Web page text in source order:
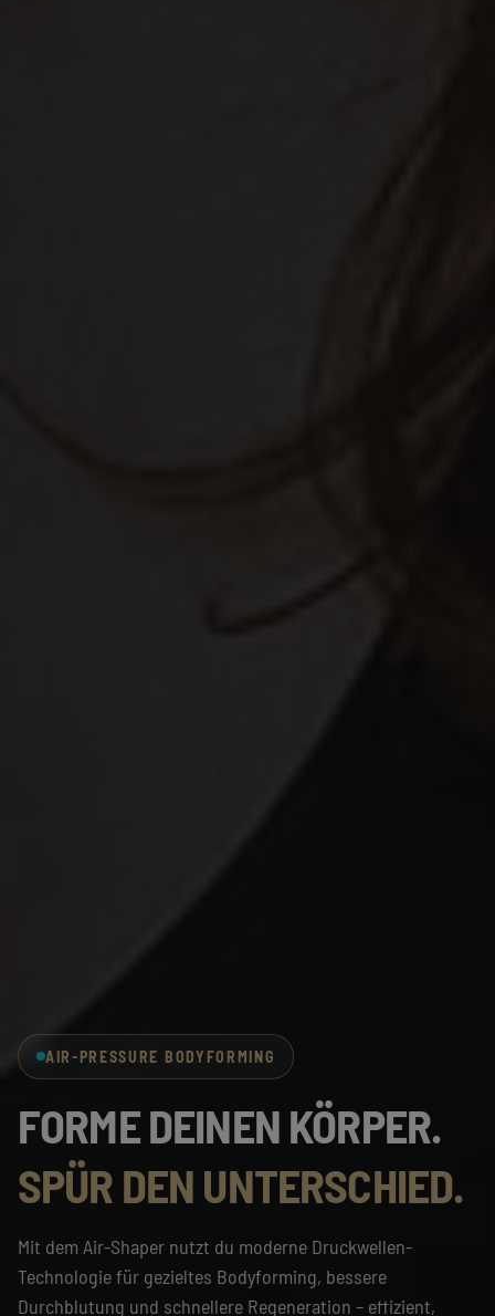
AIR-PRESSURE BODYFORMING
FORME DEINEN KÖRPER.
SPÜR DEN UNTERSCHIED.
Mit dem Air-Shaper nutzt du moderne Druckwellen-
Technologie für gezieltes Bodyforming, bessere
Durchblutung und schnellere Regeneration – effizient,